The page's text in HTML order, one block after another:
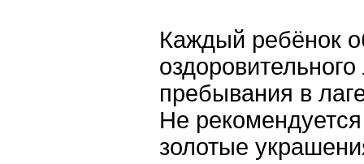
Каждый ребёнок
пребывания в
Не
золотые